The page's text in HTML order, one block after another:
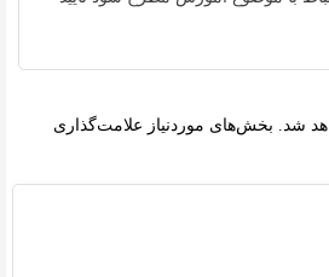
شد. بخش‌های موردنیاز علامت‌گذاری